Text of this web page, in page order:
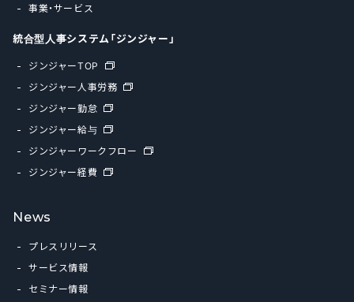
事業・サービス
統合型人事システム「ジンジャー」
ジンジャーTOP
ジンジャー人事労務
ジンジャー勤怠
ジンジャー給与
ジンジャーワークフロー
ジンジャー経費
News
プレスリリース
サービス情報
セミナー情報